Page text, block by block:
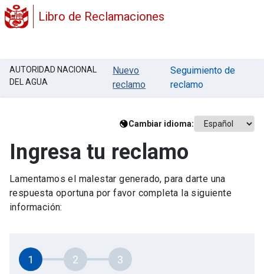
Libro de Reclamaciones
AUTORIDAD NACIONAL
DEL AGUA
Nuevo
reclamo
Seguimiento de
reclamo
Cambiar idioma:
Ingresa tu reclamo
Lamentamos el malestar generado, para darte una
respuesta oportuna por favor completa la siguiente
información:
1 2 3